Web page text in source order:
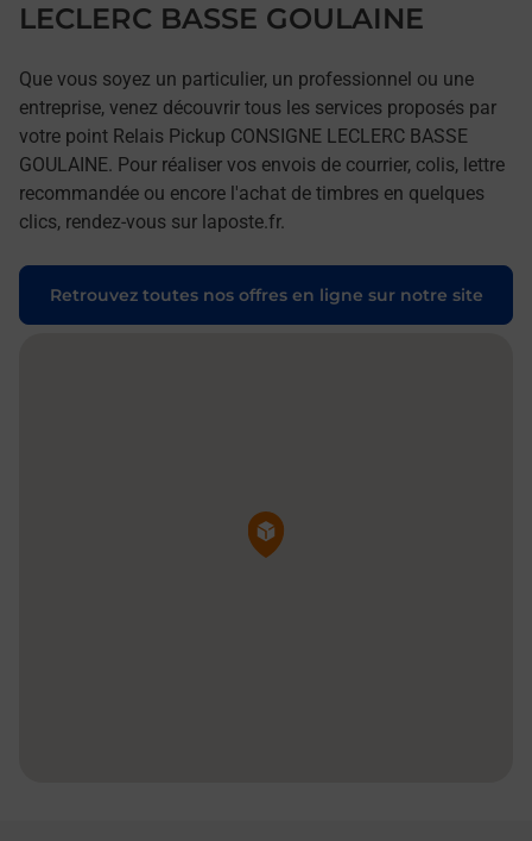
LECLERC BASSE GOULAINE
Que vous soyez un particulier, un professionnel ou une
entreprise, venez découvrir tous les services proposés par
votre point Relais Pickup CONSIGNE LECLERC BASSE
GOULAINE. Pour réaliser vos envois de courrier, colis, lettre
recommandée ou encore l'achat de timbres en quelques
clics, rendez-vous sur laposte.fr.
Retrouvez toutes nos offres en ligne sur notre site
Pin de la carte